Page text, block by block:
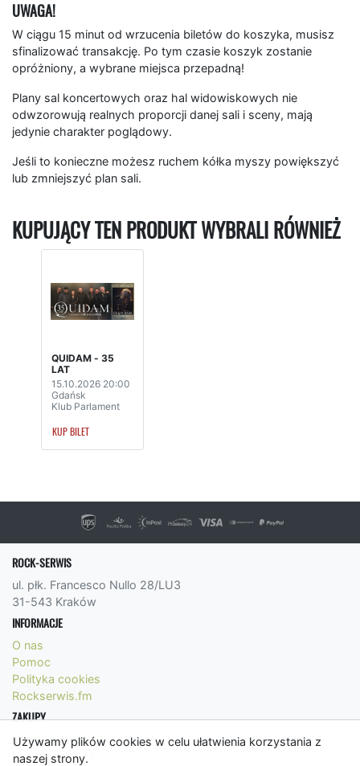
Używamy plików cookies w celu ułatwienia korzystania z
naszej strony.
UWAGA!
W ciągu 15 minut od wrzucenia biletów do koszyka, musisz
sfinalizować transakcję. Po tym czasie koszyk zostanie
opróżniony, a wybrane miejsca przepadną!
Plany sal koncertowych oraz hal widowiskowych nie
odwzorowują realnych proporcji danej sali i sceny, mają
jedynie charakter poglądowy.
Jeśli to konieczne możesz ruchem kółka myszy powiększyć
lub zmniejszyć plan sali.
KUPUJĄCY TEN PRODUKT WYBRALI RÓWNIEŻ
QUIDAM - 35
LAT
15.10.2026 20:00
Gdańsk
Klub Parlament
KUP BILET
ROCK-SERWIS
ul. płk. Francesco Nullo 28/LU3
31-543 Kraków
INFORMACJE
O nas
Pomoc
Polityka cookies
Rockserwis.fm
ZAKUPY
Formy płatności
Koszty wysyłki